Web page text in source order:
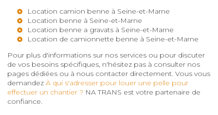
Location camion benne à Seine-et-Marne
Location benne à Seine-et-Marne
Location benne a gravats à Seine-et-Marne
Location de camionnette benne à Seine-et-Marne
Pour plus d'informations sur nos services ou pour discuter
de vos besoins spécifiques, n'hésitez pas à consulter nos
pages dédiées ou à nous contacter directement. Vous vous
demandez À qui s'adresser pour louer une pelle pour
effectuer un chantier ? NA TRANS est votre partenaire de
confiance.